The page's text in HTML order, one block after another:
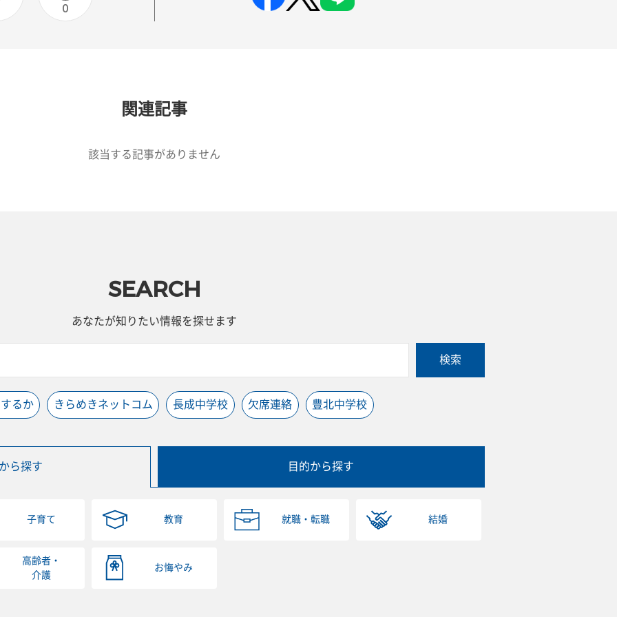
0
関連記事
該当する記事がありません
SEARCH
あなたが知りたい情報を探せます
検索
るか きらめきネットコム 長成中学校 欠席連絡 豊北中学校
ら探す 目的から探す
子育て 教育 就職・転職 結婚
高齢者・
介護
お悔やみ